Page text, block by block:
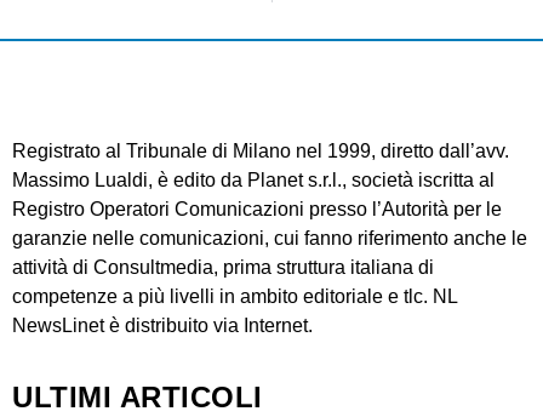
Registrato al Tribunale di Milano nel 1999, diretto dall’avv.
Massimo Lualdi, è edito da Planet s.r.l., società iscritta al
Registro Operatori Comunicazioni presso l’Autorità per le
garanzie nelle comunicazioni, cui fanno riferimento anche le
attività di Consultmedia, prima struttura italiana di
competenze a più livelli in ambito editoriale e tlc. NL
NewsLinet è distribuito via Internet.
ULTIMI ARTICOLI